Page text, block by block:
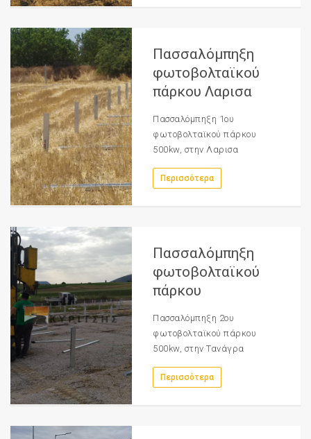
Πασσαλόμπηξη
φωτοβολταϊκού
πάρκου Λαρισα
Πασσαλόμπηξη 1ου
φωτοβολταϊκού πάρκου
500kw, στην Λαρισα
Περισσότερα
Πασσαλόμπηξη
φωτοβολταϊκού
πάρκου
Πασσαλόμπηξη 2ου
φωτοβολταϊκού πάρκου
500kw, στην Τανάγρα
Περισσότερα